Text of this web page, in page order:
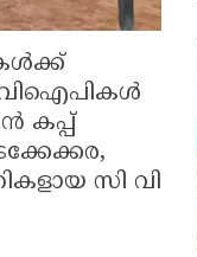
കപ്പ്‌
സി വി